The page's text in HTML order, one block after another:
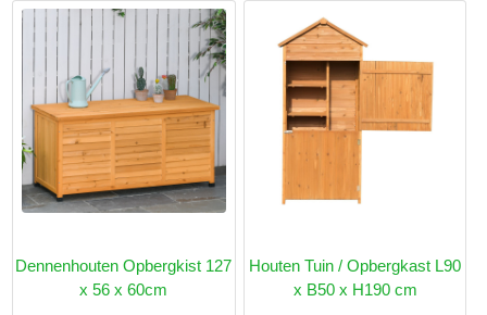
Dennenhouten Opbergkist 127
x 56 x 60cm
Houten Tuin / Opbergkast L90
x B50 x H190 cm